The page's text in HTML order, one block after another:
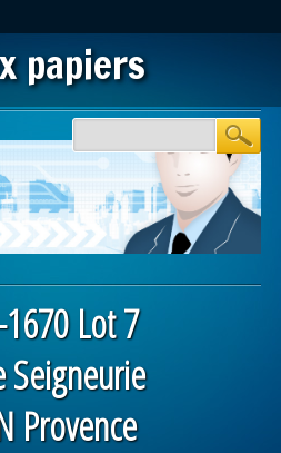
papiers
1670 Lot 7
Seigneurie
Provence